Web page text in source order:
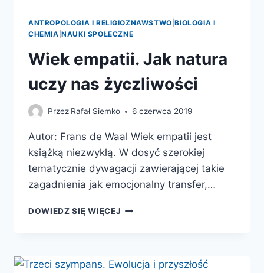
ANTROPOLOGIA I RELIGIOZNAWSTWO |BIOLOGIA I
CHEMIA |NAUKI SPOŁECZNE
Wiek empatii. Jak natura
uczy nas życzliwości
Przez Rafał Siemko 6 czerwca 2019
Autor: Frans de Waal Wiek empatii jest
książką niezwykłą. W dosyć szerokiej
tematycznie dywagacji zawierającej takie
zagadnienia jak emocjonalny transfer,…
DOWIEDZ SIĘ WIĘCEJ WIEK
UCZY
NAS